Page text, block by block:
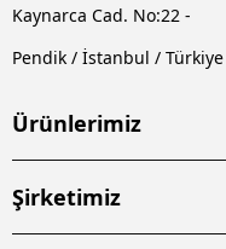
Kaynarca Cad. No:22 -
Pendik / İstanbul / Türkiye
Ürünlerimiz
Şirketimiz